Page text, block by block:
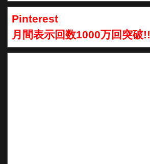
Pinterest
月間表示回数1000万回突破!!